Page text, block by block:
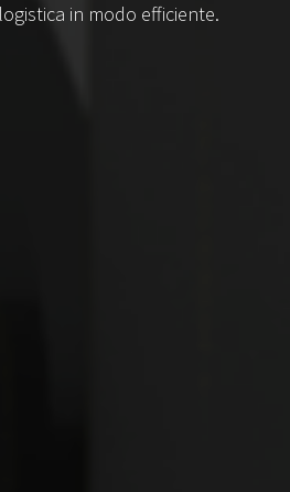
in modo efficiente.